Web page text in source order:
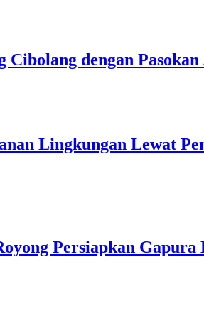
dengan
Lingkungan Lewat
Persiapkan Gapura